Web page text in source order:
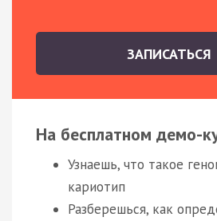
ЗАПИСАТЬСЯ
На бесплатном демо-
Узнаешь, что такое
кариотип
Разберешься, как